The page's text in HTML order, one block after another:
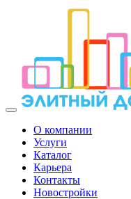
О компании
Услуги
Каталог
Карьера
Контакты
Новостройки